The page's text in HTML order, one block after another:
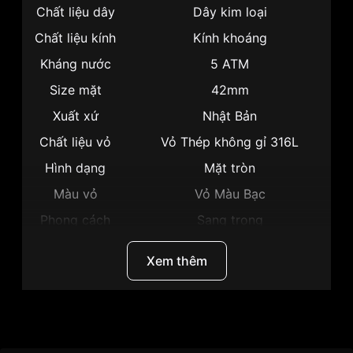
Chất liệu dây
Dây kim loại
Chất liệu kính
Kính khoáng
Kháng nước
5 ATM
Size mặt
42mm
Xuất xứ
Nhật Bản
Chất liệu vỏ
Vỏ Thép không gỉ 316L
Hình dạng
Mặt tròn
Màu vỏ
Vỏ Màu Bạc
Phong cách
Sang trọng
Dạ quang, Lịch ngày, Giờ, Phút,
Xem thêm